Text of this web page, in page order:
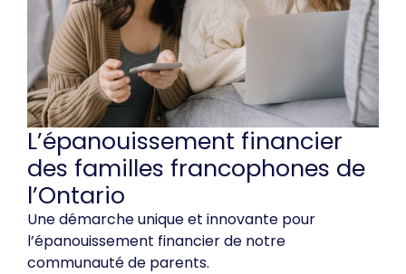
L’épanouissement financier
des familles francophones de
l’Ontario
Une démarche unique et innovante pour
l’épanouissement financier de notre
communauté de parents.